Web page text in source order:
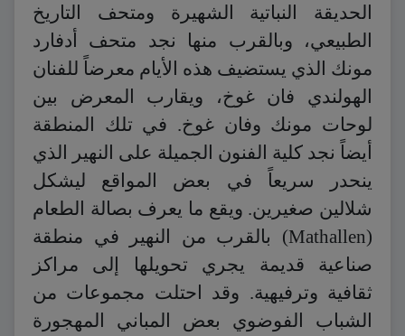
الحديقة النباتية الشهيرة ومتحف التاريخ
الطبيعي، وبالقرب منها نجد متحف أدفارد
مونك الذي يستضيف هذه الأيام معرضاً للفنان
الهولندي فان غوخ، ويقارب المعرض بين
لوحات مونك وفان غوخ. في تلك المنطقة
أيضاً نجد كلية الفنون الجميلة على النهير الذي
ينحدر سريعاً في بعض المواقع ليشكل
شلالين صغيرين. ويقع ما يعرف بصالة الطعام
(Mathallen) بالقرب من النهير في منطقة
صناعية قديمة يجري تحويلها إلى مراكز
ثقافية وترفيهية. وقد احتلت مجموعات من
الشباب الفوضوي بعض المباني المهجورة